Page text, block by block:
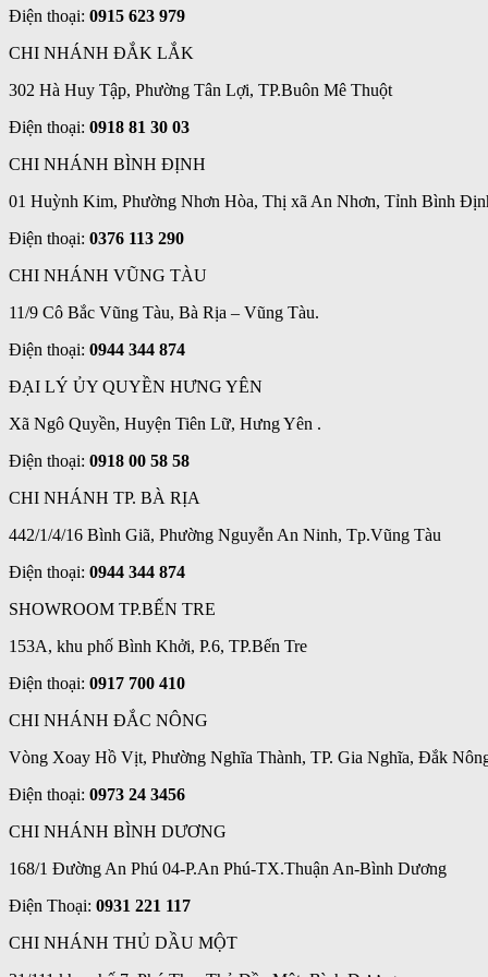
Điện thoại: 0915 623 979
CHI NHÁNH ĐẮK LẮK
302 Hà Huy Tập, Phường Tân Lợi, TP.Buôn Mê Thuột
Điện thoại: 0918 81 30 03
CHI NHÁNH BÌNH ĐỊNH
01 Huỳnh Kim, Phường Nhơn Hòa, Thị xã An Nhơn, Tỉnh Bình
Điện thoại: 0376 113 290
CHI NHÁNH VŨNG TÀU
11/9 Cô Bắc Vũng Tàu, Bà Rịa – Vũng Tàu.
Điện thoại: 0944 344 874
ĐẠI LÝ ỦY QUYỀN HƯNG YÊN
Xã Ngô Quyền, Huyện Tiên Lữ, Hưng Yên .
Điện thoại: 0918 00 58 58
CHI NHÁNH TP. BÀ RỊA
442/1/4/16 Bình Giã, Phường Nguyễn An Ninh, Tp.Vũng Tàu
Điện thoại: 0944 344 874
SHOWROOM TP.BẾN TRE
153A, khu phố Bình Khởi, P.6, TP.Bến Tre
Điện thoại: 0917 700 410
CHI NHÁNH ĐẮC NÔNG
Vòng Xoay Hồ Vịt, Phường Nghĩa Thành, TP. Gia Nghĩa, Đắk
Điện thoại: 0973 24 3456
CHI NHÁNH BÌNH DƯƠNG
168/1 Đường An Phú 04-P.An Phú-TX.Thuận An-Bình Dương
Điện Thoại: 0931 221 117
CHI NHÁNH THỦ DẦU MỘT